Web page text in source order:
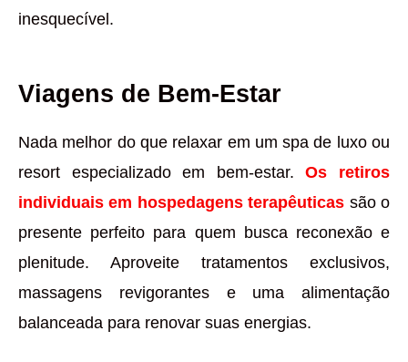
inesquecível.
Viagens de Bem-Estar
Nada melhor do que relaxar em um spa de luxo ou
resort especializado em bem-estar.Os retiros
individuais em hospedagens terapêuticas são o
presente perfeito para quem busca reconexão e
plenitude. Aproveite tratamentos exclusivos,
massagens revigorantes e uma alimentação
balanceada para renovar suas energias.